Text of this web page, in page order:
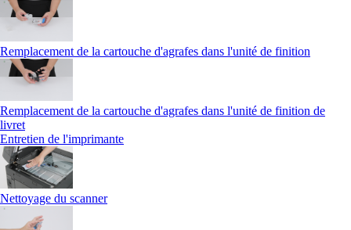
Remplacement de la cartouche d'agrafes dans l'unité de finition
Remplacement de la cartouche d'agrafes dans l'unité de finition de
livret
Entretien de l'imprimante
Nettoyage du scanner